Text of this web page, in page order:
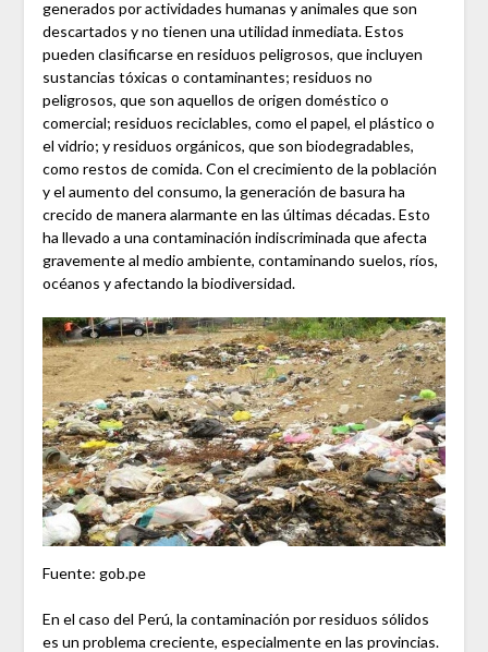
generados por actividades humanas y animales que son
descartados y no tienen una utilidad inmediata. Estos
pueden clasificarse en residuos peligrosos, que incluyen
sustancias tóxicas o contaminantes; residuos no
peligrosos, que son aquellos de origen doméstico o
comercial; residuos reciclables, como el papel, el plástico o
el vidrio; y residuos orgánicos, que son biodegradables,
como restos de comida. Con el crecimiento de la población
y el aumento del consumo, la generación de basura ha
crecido de manera alarmante en las últimas décadas. Esto
ha llevado a una contaminación indiscriminada que afecta
gravemente al medio ambiente, contaminando suelos, ríos,
océanos y afectando la biodiversidad.
Fuente: gob.pe
En el caso del Perú, la contaminación por residuos sólidos
es un problema creciente, especialmente en las provincias.